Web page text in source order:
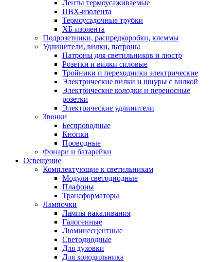
Ленты термоусаживаемые
ПВХ-изолента
Термоусадочные трубки
ХБ-изолента
Подрозетники, распредкоробки, клеммы
Удлинители, вилки, патроны
Патроны для светильников и люстр
Розетки и вилки силовые
Тройники и переходники электрические
Электрические вилки и шнуры с вилкой
Электрические колодки и переносные
розетки
Электрические удлинители
Звонки
Беспроводные
Кнопки
Проводные
Фонари и батарейки
Освещение
Комплектующие к светильникам
Модули светодиодные
Плафоны
Трансформаторы
Лампочки
Лампы накаливания
Галогенные
Люминесцентные
Светодиодные
Для духовки
Для холодильника